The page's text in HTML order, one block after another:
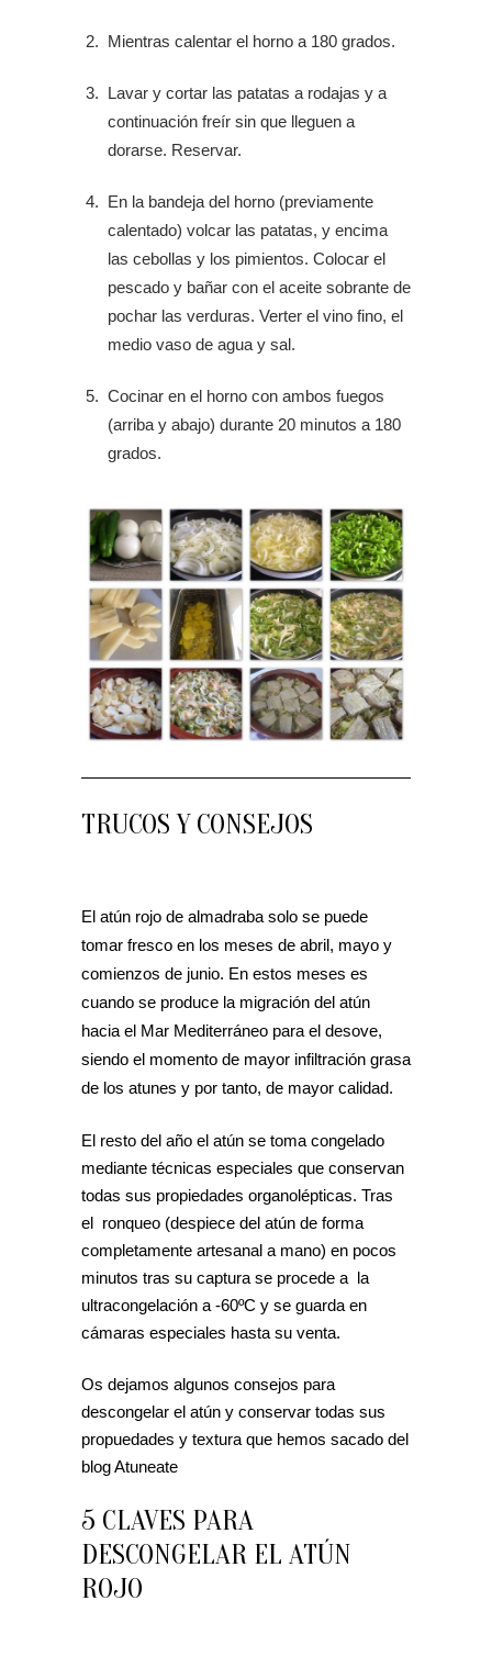
Mientras calentar el horno a 180 grados.
Lavar y cortar las patatas a rodajas y a
continuación freír sin que lleguen a
dorarse. Reservar.
En la bandeja del horno (previamente
calentado) volcar las patatas, y encima
las cebollas y los pimientos. Colocar el
pescado y bañar con el aceite sobrante de
pochar las verduras. Verter el vino fino, el
medio vaso de agua y sal.
Cocinar en el horno con ambos fuegos
(arriba y abajo) durante 20 minutos a 180
grados.
TRUCOS Y CONSEJOS
El atún rojo de almadraba solo se puede
tomar fresco en los meses de abril, mayo y
comienzos de junio. En estos meses es
cuando se produce la migración del atún
hacia el Mar Mediterráneo para el desove,
siendo el momento de mayor infiltración grasa
de los atunes y por tanto, de mayor calidad.
El resto del año el atún se toma congelado
mediante técnicas especiales que conservan
todas sus propiedades organolépticas. Tras
el ronqueo (despiece del atún de forma
completamente artesanal a mano) en pocos
minutos tras su captura se procede a la
ultracongelación a -60ºC y se guarda en
cámaras especiales hasta su venta.
Os dejamos algunos consejos para
descongelar el atún y conservar todas sus
propuedades y textura que hemos sacado del
blog Atuneate
5 CLAVES PARA
DESCONGELAR EL ATÚN
ROJO